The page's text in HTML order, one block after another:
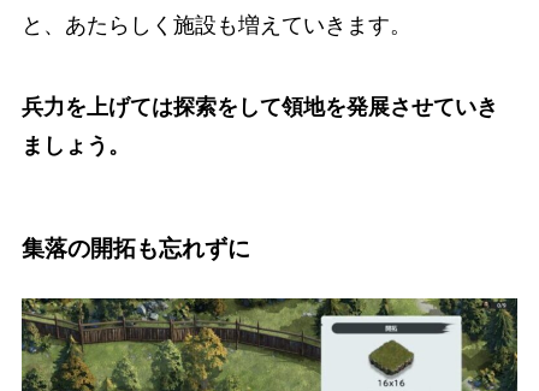
と、あたらしく施設も増えていきます。
兵力を上げては探索をして領地を発展させていき
ましょう。
集落の開拓も忘れずに